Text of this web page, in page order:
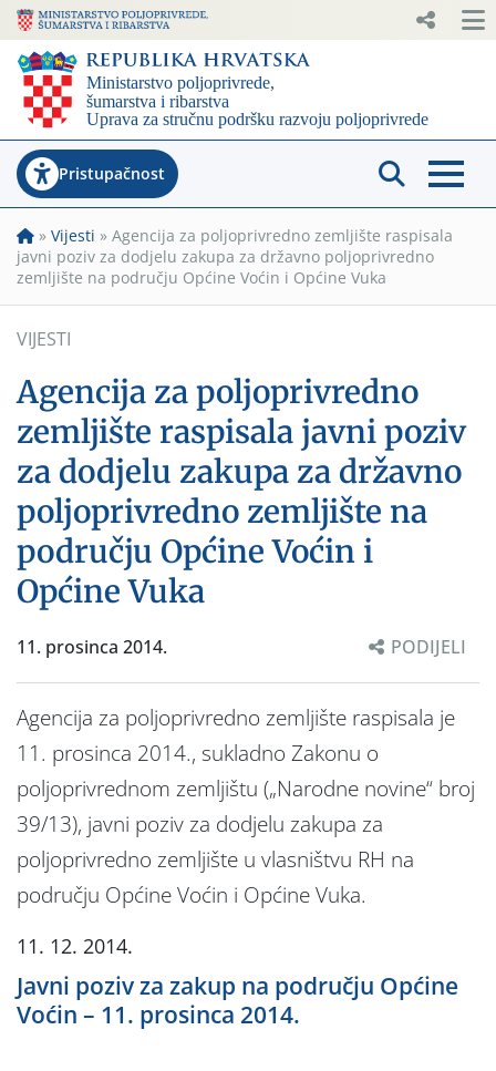
Pristupačnost
» Vijesti » Agencija za poljoprivredno zemljište raspisala
javni poziv za dodjelu zakupa za državno poljoprivredno
zemljište na području Općine Voćin i Općine Vuka
VIJESTI
Agencija za poljoprivredno
zemljište raspisala javni poziv
za dodjelu zakupa za državno
poljoprivredno zemljište na
području Općine Voćin i
Općine Vuka
11. prosinca 2014. PODIJELI
Agencija za poljoprivredno zemljište raspisala je
11. prosinca 2014., sukladno Zakonu o
poljoprivrednom zemljištu („Narodne novine“ broj
39/13), javni poziv za dodjelu zakupa za
poljoprivredno zemljište u vlasništvu RH na
području Općine Voćin i Općine Vuka.
11. 12. 2014.
Javni poziv za zakup na području Općine
Voćin – 11. prosinca 2014.